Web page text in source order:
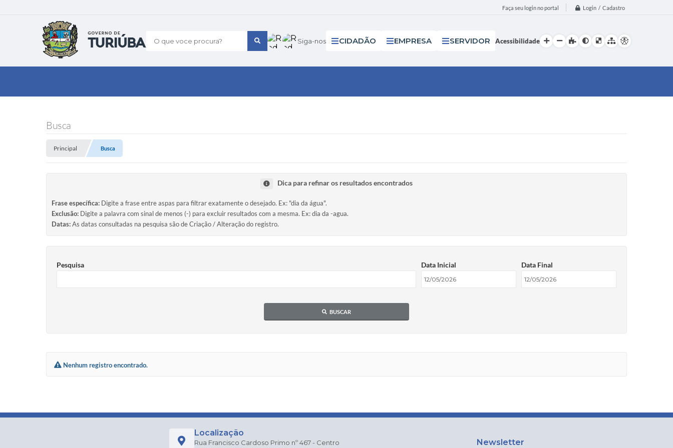
Faça seu login no portal Login / Cadastro
O que voce procura? Siga-nos CIDADÃO EMPRESA SERVIDOR Acessibilidade
Busca
Principal Busca
Dica para refinar os resultados encontrados
Frase específica: Digite a frase entre aspas para filtrar exatamente o desejado. Ex: "dia da água".
Exclusão: Digite a palavra com sinal de menos (-) para excluir resultados com a mesma. Ex: dia da -agua.
Datas:As datas consultadas na pesquisa são de Criação / Alteração do registro.
Pesquisa Data Inicial Data Final
BUSCAR
Nenhum registro encontrado.
Localização
Rua Francisco Cardoso Primo nº 467 - Centro
Newsletter